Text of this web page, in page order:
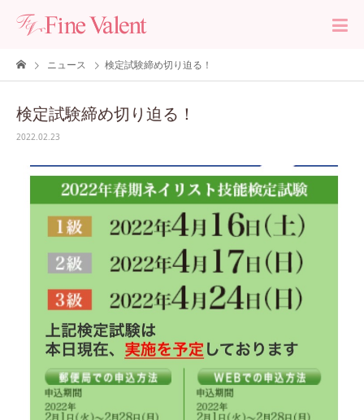
ニュース 検定試験締め切り迫る！
検定試験締め切り迫る！
2022.02.23